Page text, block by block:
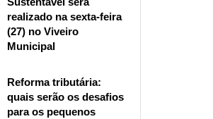
realizado na sexta-feira
(27) no Viveiro
Municipal
Reforma tributária:
quais serão os desafios
para os pequenos